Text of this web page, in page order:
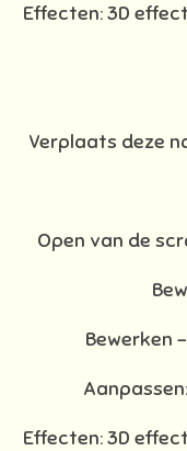
Effecten: 3D
Verplaats deze
Open van de
Bewerken
Effecten: 3D